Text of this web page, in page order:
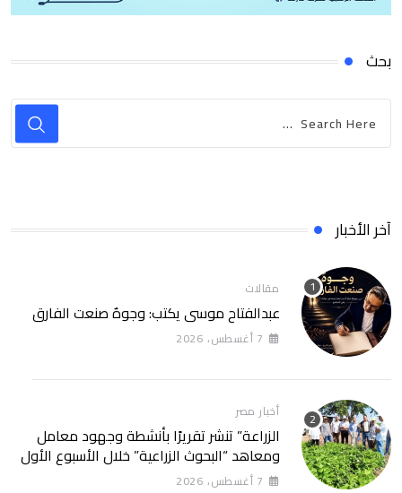
بحث
آخر الأخبار
مقالات
عبدالفتاح موسى يكتب: وجوهٌ صنعت الفارق
7 أغسطس، 2026
أخبار مصر
الزراعة” تنشر تقريرًا بأنشطة وجهود معامل
ومعاهد “البحوث الزراعية” خلال الأسبوع الأول
من أغسطس 2026
7 أغسطس، 2026